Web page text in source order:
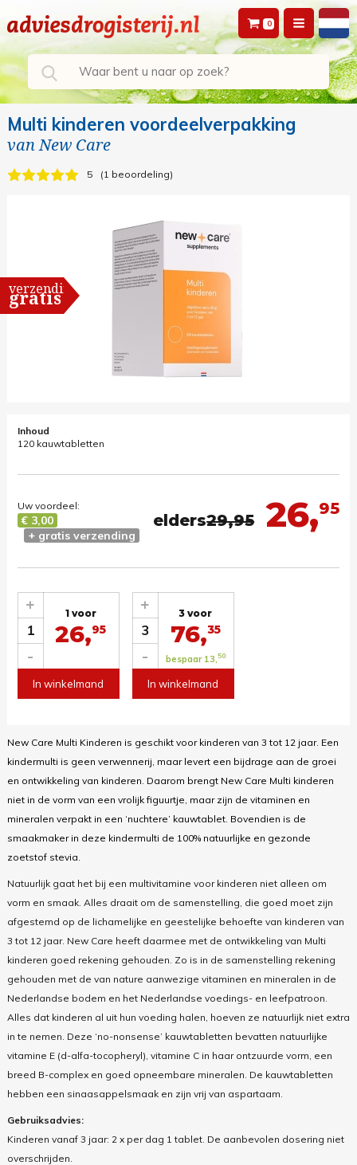
0
Multi kinderen voordeelverpakking
vanNew Care
5 1 beoordeling
verzending
gratis
Inhoud
120 kauwtabletten
26,95
elders29,95
Uw voordeel:
€ 3,00
+ gratis verzending
1
-
+ 1 voor
26,95
In winkelmand
3
-
+ 3 voor
76,35
bespaar 13, 50
In winkelmand
New Care Multi Kinderen is geschikt voor kinderen van 3 tot 12 jaar. Een
kindermulti is geen verwennerij, maar levert een bijdrage aan de groei
en ontwikkeling van kinderen. Daarom brengt New Care Multi kinderen
niet in de vorm van een vrolijk figuurtje, maar zijn de vitaminen en
mineralen verpakt in een ‘nuchtere’ kauwtablet. Bovendien is de
smaakmaker in deze kindermulti de 100% natuurlijke en gezonde
zoetstof stevia.
Natuurlijk gaat het bij een multivitamine voor kinderen niet alleen om
vorm en smaak. Alles draait om de samenstelling, die goed moet zijn
afgestemd op de lichamelijke en geestelijke behoefte van kinderen van
3 tot 12 jaar. New Care heeft daarmee met de ontwikkeling van Multi
kinderen goed rekening gehouden. Zo is in de samenstelling rekening
gehouden met de van nature aanwezige vitaminen en mineralen in de
Nederlandse bodem en het Nederlandse voedings- en leefpatroon.
Alles dat kinderen al uit hun voeding halen, hoeven ze natuurlijk niet extra
in te nemen. Deze ‘no-nonsense’ kauwtabletten bevatten natuurlijke
vitamine E (d-alfa-tocopheryl), vitamine C in haar ontzuurde vorm, een
breed B-complex en goed opneembare mineralen. De kauwtabletten
hebben een sinaasappelsmaak en zijn vrij van aspartaam.
Gebruiksadvies:
Kinderen vanaf 3 jaar: 2 x per dag 1 tablet. De aanbevolen dosering niet
overschrijden.